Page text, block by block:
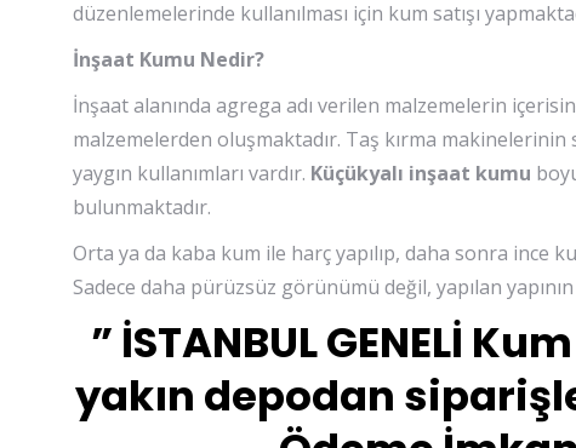
düzenlemelerinde kullanılması için kum satışı
İnşaat Kumu Nedir?
İnşaat alanında agrega adı verilen malzemelerin
malzemelerden oluşmaktadır. Taş kırma
yaygın kullanımları vardır. Küçükyalı inşaat kumu
bulunmaktadır.
Orta ya da kaba kum ile harç yapılıp, daha sonra ince
Sadece daha pürüzsüz görünümü değil, yapılan
” İSTANBUL GENELİ
yakın depodan